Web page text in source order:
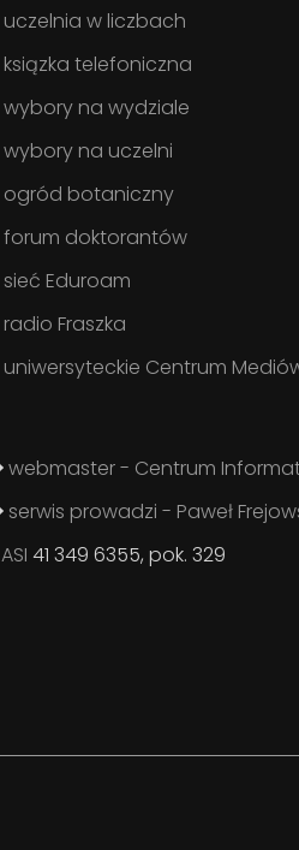
uczelnia w liczbach
ksiązka telefoniczna
wybory na wydziale
wybory na uczelni
ogród botaniczny
forum doktorantów
sieć Eduroam
radio Fraszka
uniwersyteckie Centrum
webmaster - Centrum
serwis prowadzi - Paweł
ASI 41 349 6355, pok. 329